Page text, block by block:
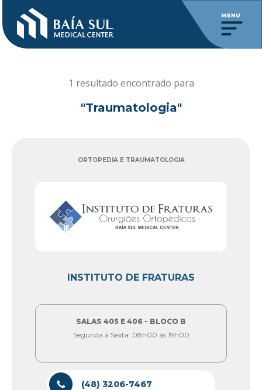
1 resultado encontrado para
"Traumatologia"
ORTOPEDIA E TRAUMATOLOGIA
INSTITUTO DE FRATURAS
SALAS 405 E 406 - BLOCO B
Segunda à Sexta: 08h00 às 19h00
(48) 3206-7467